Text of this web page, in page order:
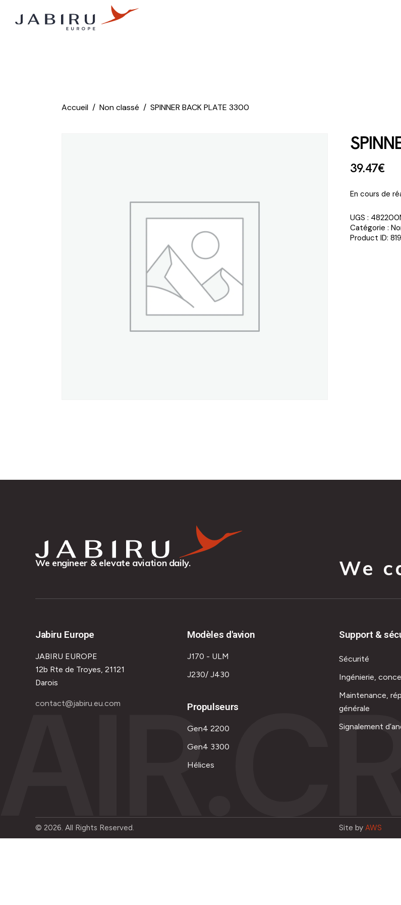
Accueil Non classé SPINNER BACK PLATE 3300
39.47€
En cours de
UGS :
Catégorie :
Product ID:
We engineer & elevate aviation daily. We
Jabiru Europe
JABIRU EUROPE
12b Rte de Troyes, 21121
Darois
contact@jabiru.eu.com
Modèles d'avion
J170 - ULM
J230/ J430
Propulseurs
Gen4 2200
Gen4 3300
Hélices
Support &
Sécurité
Ingénierie,
Maintenance,
générale
Signalement
© 2026. All Rights Reserved. Site by AWS